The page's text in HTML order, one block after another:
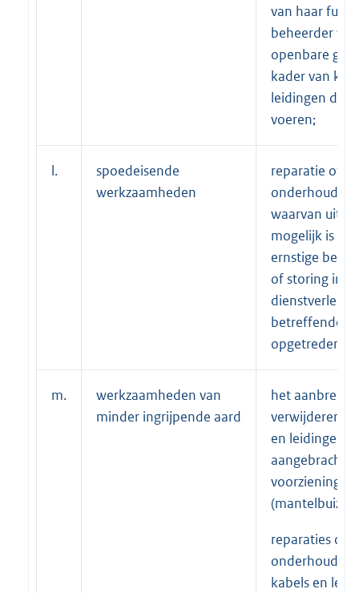
van haar
beheerder van
openbare
kader van
leidingen
voeren;
l.
spoedeisende
werkzaamheden
reparatie of
waarvan
mogelijk is als
ernstige
of storing in
betreffende
opgetreden;
m.
werkzaamheden van
minder ingrijpende aard
het
verwijderen
en leidingen
aangebrachte
voorzieningen
reparaties of
kabels en